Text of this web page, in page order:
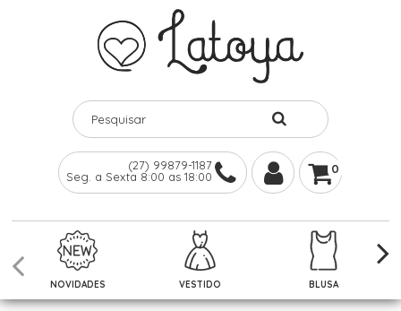
(27) 99879-1187
Seg. a Sexta 8:00 as 18:00
0
NOVIDADES VESTIDO BLUSA